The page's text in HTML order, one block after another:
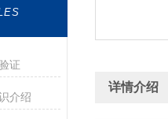
证
介绍
详情介绍